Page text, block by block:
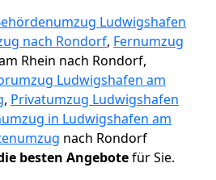
Ludwigshafen
nach Rondorf, Fernumzug
Rhein nach Rondorf,
Ludwigshafen am
, Privatumzug Ludwigshafen
in Ludwigshafen am
nach Rondorf
besten Angebotefür Sie.